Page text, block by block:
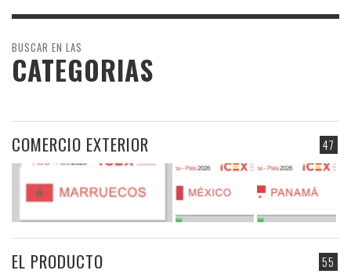
BUSCAR EN LAS
CATEGORIAS
47
COMERCIO EXTERIOR
55
EL PRODUCTO